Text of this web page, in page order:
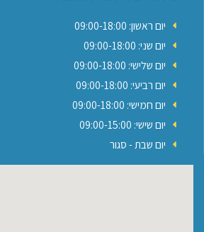
יום ראשון: 09:00-18:00
יום שני: 09:00-18:00
יום שלישי: 09:00-18:00
יום רביעי: 09:00-18:00
יום חמישי: 09:00-18:00
יום שישי: 09:00-15:00
יום שבת - סגור